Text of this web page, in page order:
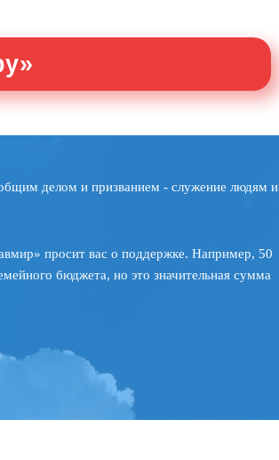
делом и призванием - служение людям и
просит вас о поддержке. Например, 50
бюджета, но это значительная сумма